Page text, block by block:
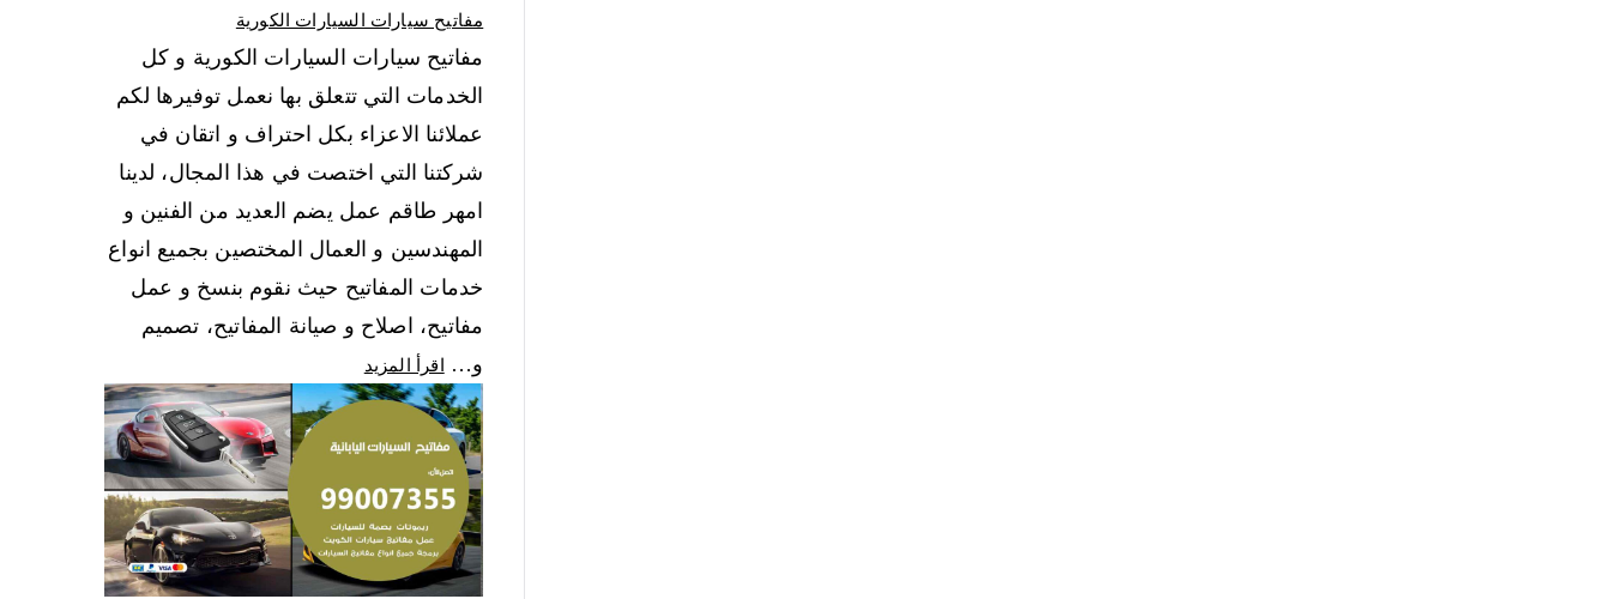
مفاتيح سيارات السيارات الكورية
مفاتيح سيارات السيارات الكورية و كل
الخدمات التي تتعلق بها نعمل توفيرها لكم
عملائنا الاعزاء بكل احتراف و اتقان في
شركتنا التي اختصت في هذا المجال، لدينا
امهر طاقم عمل يضم العديد من الفنين و
المهندسين و العمال المختصين بجميع انواع
خدمات المفاتيح حيث نقوم بنسخ و عمل
مفاتيح، اصلاح و صيانة المفاتيح، تصميم
و…
اقرأ المزيد